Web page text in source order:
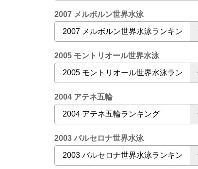
2007 メルボルン世界水泳
2005 モントリオール世界水泳
2004 アテネ五輪
2003 バルセロナ世界水泳